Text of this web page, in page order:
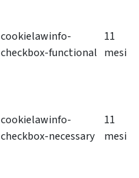
cookielawinfo-
checkbox-functional
11
mesi
cookielawinfo-
checkbox-necessary
11
mesi